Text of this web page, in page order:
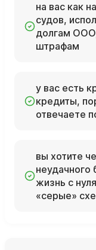
на вас как
судов,
долгам
штрафам
у вас есть
кредиты,
отвечаете
вы хотите
неудачного
жизнь с
«серые»